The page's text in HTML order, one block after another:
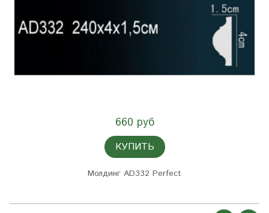
660 руб
КУПИТЬ
Молдинг AD332 Perfect